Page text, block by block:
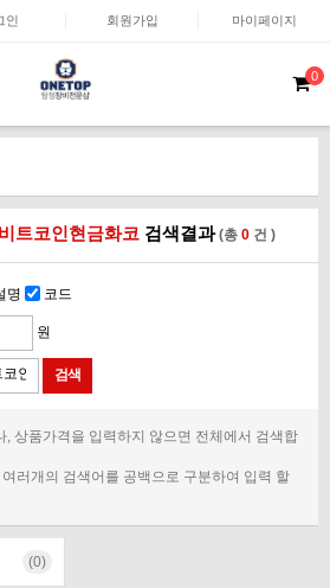
인 회원가입 마이페이지
0
트코인현금화코 검색결과(총 0 건 )
명 코드
원
, 상품가격을 입력하지 않으면 전체에서 검색합
러개의 검색어를 공백으로 구분하여 입력 할
(0)